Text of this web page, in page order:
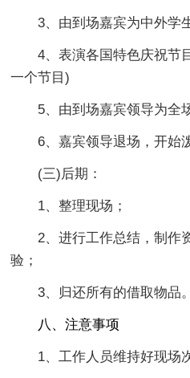
3、由到场嘉宾为中外学生
4、表演各国特色庆祝节
一个节目)
5、由到场嘉宾领导为全场
6、嘉宾领导退场，开始泼
(三)后期：
1、整理现场；
2、进行工作总结，制作
验；
3、归还所有的借取物品。
八、注意事项
1、工作人员维持好现场